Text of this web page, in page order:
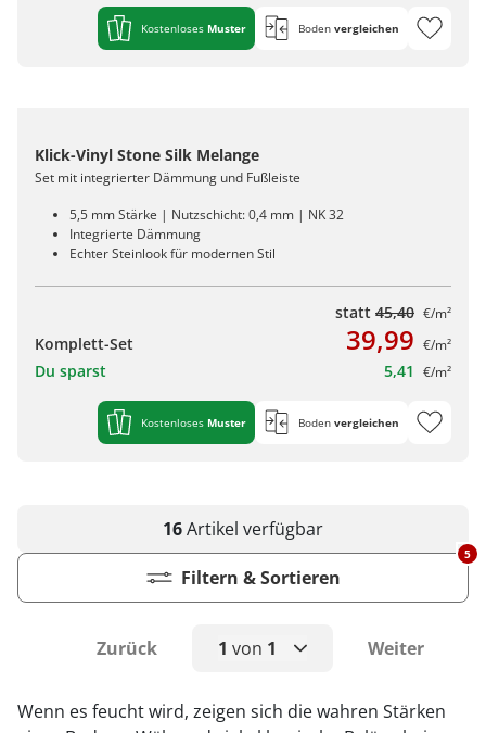
Kostenloses Muster Boden vergleichen
Klick-Vinyl Stone Silk Melange
Set mit integrierter Dämmung und Fußleiste
5,5 mm Stärke | Nutzschicht: 0,4 mm | NK 32
Integrierte Dämmung
Echter Steinlook für modernen Stil
statt 45,40 €/m²
Komplett-Set 39,99 €/m²
Du sparst 5,41 €/m²
Kostenloses Muster Boden vergleichen
16Artikel verfügbar
Zurück 1 von 1
1
Weiter
Filtern & Sortieren
5
Wenn es feucht wird, zeigen sich die wahren Stärken